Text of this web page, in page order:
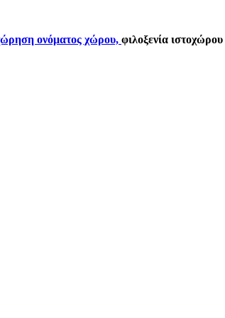
ονόματος χώρου, φιλοξενία ιστοχώρου